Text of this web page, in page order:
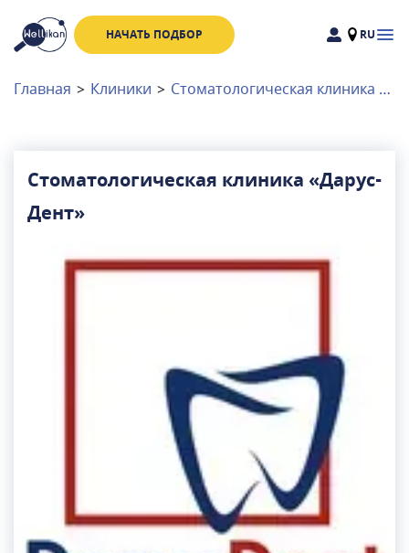
НАЧАТЬ ПОДБОР RU
Доктора
Клиники
Связаться с нами
Главная > Клиники > Стоматологическая клиника «Дарус-Дент»
Стоматологическая клиника «Дарус-
Дент»